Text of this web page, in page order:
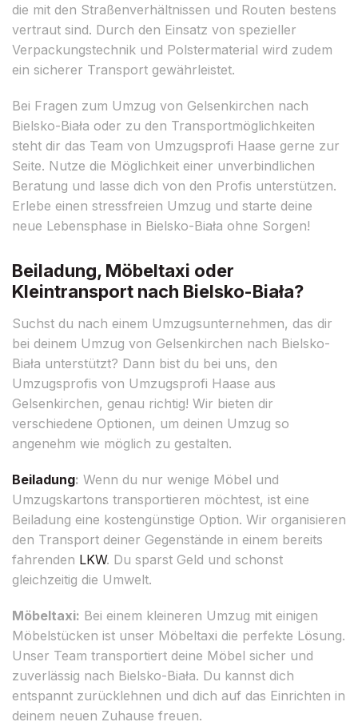
die mit den Straßenverhältnissen und Routen bestens
vertraut sind. Durch den Einsatz von spezieller
Verpackungstechnik und Polstermaterial wird zudem
ein sicherer Transport gewährleistet.
Bei Fragen zum Umzug von Gelsenkirchen nach
Bielsko-Biała oder zu den Transportmöglichkeiten
steht dir das Team von Umzugsprofi Haase gerne zur
Seite. Nutze die Möglichkeit einer unverbindlichen
Beratung und lasse dich von den Profis unterstützen.
Erlebe einen stressfreien Umzug und starte deine
neue Lebensphase in Bielsko-Biała ohne Sorgen!
Beiladung, Möbeltaxi oder
Kleintransport nach Bielsko-Biała?
Suchst du nach einem Umzugsunternehmen, das dir
bei deinem Umzug von Gelsenkirchen nach Bielsko-
Biała unterstützt? Dann bist du bei uns, den
Umzugsprofis von Umzugsprofi Haase aus
Gelsenkirchen, genau richtig! Wir bieten dir
verschiedene Optionen, um deinen Umzug so
angenehm wie möglich zu gestalten.
Beiladung: Wenn du nur wenige Möbel und
Umzugskartons transportieren möchtest, ist eine
Beiladung eine kostengünstige Option. Wir organisieren
den Transport deiner Gegenstände in einem bereits
fahrenden LKW. Du sparst Geld und schonst
gleichzeitig die Umwelt.
Möbeltaxi: Bei einem kleineren Umzug mit einigen
Möbelstücken ist unser Möbeltaxi die perfekte Lösung.
Unser Team transportiert deine Möbel sicher und
zuverlässig nach Bielsko-Biała. Du kannst dich
entspannt zurücklehnen und dich auf das Einrichten in
deinem neuen Zuhause freuen.